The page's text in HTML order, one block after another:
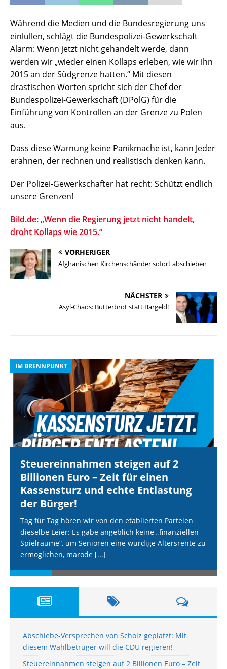
Während die Medien und die Bundesregierung uns
einlullen, schlägt die Bundespolizei-Gewerkschaft
Alarm: Wenn jetzt nicht gehandelt werde, dann
werden wir „wieder einen Kollaps erleben, wie wir ihn
2015 an der Südgrenze hatten.“ Mit diesen
drastischen Worten spricht sich der Chef der
Bundespolizei-Gewerkschaft (DPolG) für die
Einführung von Kontrollen an der Grenze zu Polen
aus.
Dass diese Warnung keine Panikmache ist, kann Jeder
erahnen, der rechnen und realistisch denken kann.
Der Polizei-Gewerkschafter hat recht: Schützt endlich
unsere Grenzen!
Bild.de: „Wenn die Regierung jetzt nicht handelt,
droht Kollaps wie 2015.“
VORHERIGER
Afghanischen Kirchenschänder sofort abschieben
NÄCHSTER
Asyl-Chaos: Butterbrot statt Bargeld!
IM BRENNPUNKT
Steuereinnahmen steigen auf 2
Billionen Euro – Zeit für einen
Kassensturz und echte Entlastung
der Bürger!
Tag für Tag hören wir von den etablierten Parteien
dieselbe Leier: Es gäbe angeblich keine „finanziellen
Spielräume“, um Senioren eine würdige Altersrente zu
ermöglichen, marode [...]
Abschiebe-Versprechen von Scholz geplatzt: Mit
diesem Wahlbetrüger will die CDU regieren!
Steuereinnahmen steigen auf 2 Billionen Euro – Zeit